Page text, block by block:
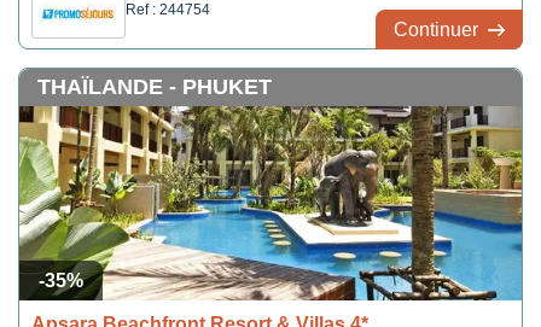
Ref : 244754
Continuer
-35%
THAÏLANDE - PHUKET